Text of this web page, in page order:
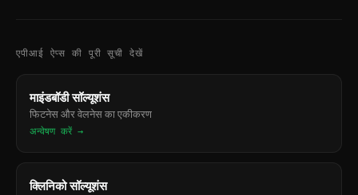
एपीआई ऐप्स की पूरी सूची देखें
माइंडबॉडी सॉल्यूशंस
फिटनेस और वेलनेस का एकीकरण
अन्वेषण करें →
क्लिनिको सॉल्यूशंस